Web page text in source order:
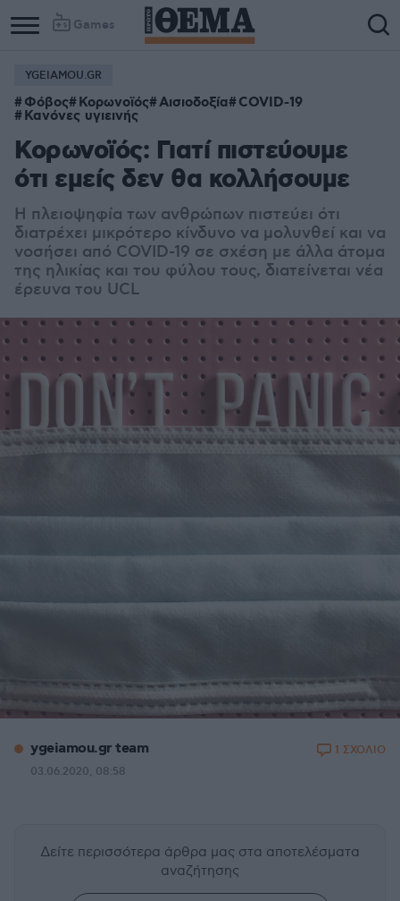
Games
YGEIAMOU.GR
Φόβος Κορωνοϊός Αισιοδοξία COVID-19
Κανόνες υγιεινής
Κορωνοϊός: Γιατί πιστεύουμε
ότι εμείς δεν θα κολλήσουμε
Η πλειοψηφία των ανθρώπων πιστεύει ότι
διατρέχει μικρότερο κίνδυνο να μολυνθεί και να
νοσήσει από COVID-19 σε σχέση με άλλα άτομα
της ηλικίας και του φύλου τους, διατείνεται νέα
έρευνα του UCL
ygeiamou.gr team
03.06.2020, 08:58
1 ΣΧΟΛΙΟ
Δείτε περισσότερα άρθρα μας στα αποτελέσματα
αναζήτησης